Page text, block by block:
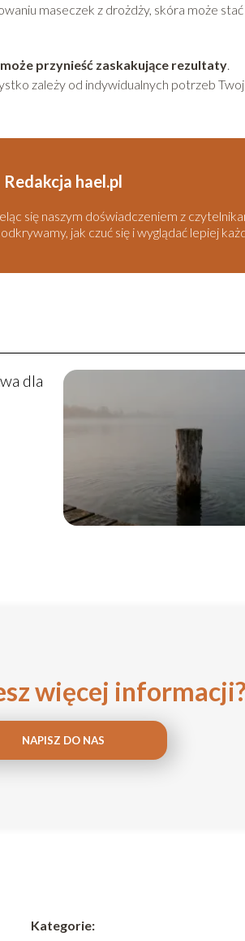
maseczek z drożdży, skóra może stać
przynieść zaskakujące rezultaty
zależy od indywidualnych potrzeb
Redakcja hael.pl
się naszym doświadczeniem z
jak czuć się i wyglądać lepiej
dla
więcej
NAPISZ DO NAS
Kategorie: